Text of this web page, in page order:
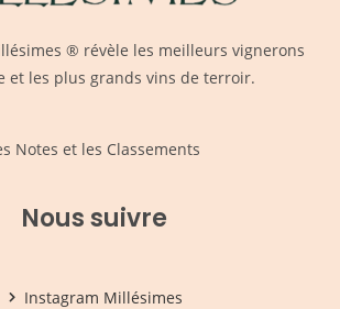
® révèle les meilleurs vignerons
et les plus grands vins de terroir.
Notes et les Classements
Nous suivre
Instagram Millésimes